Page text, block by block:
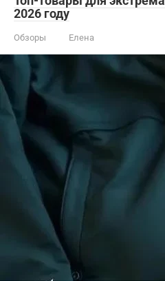
2026 году
Обзоры Елена